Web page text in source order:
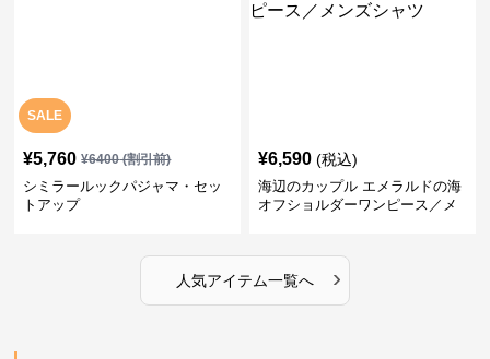
SALE
¥5,760 ¥6400(割引前)
シミラールックパジャマ・セッ
トアップ
¥6,590 (税込)
海辺のカップル エメラルドの海
オフショルダーワンピース／メ
人気アイテム一覧へ ›